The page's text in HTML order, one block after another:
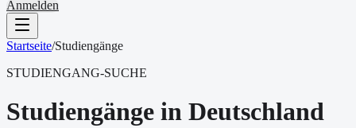
Anmelden
Startseite/Studiengänge
STUDIENGANG-SUCHE
Studiengänge in Deutschland